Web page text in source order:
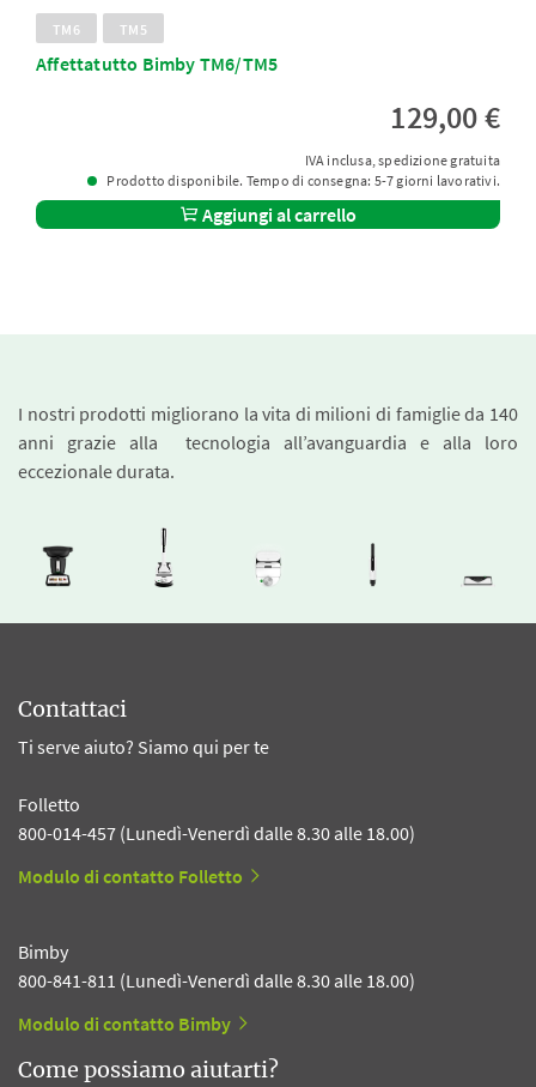
TM6 TM5
Affettatutto Bimby TM6/TM5
129,00 €
IVA inclusa, spedizione gratuita
Prodotto disponibile. Tempo di consegna: 5-7 giorni lavorativi.
Aggiungi al carrello
I nostri prodotti migliorano la vita di milioni di famiglie da 140
anni grazie alla tecnologia all’avanguardia e alla loro
eccezionale durata.
Contattaci
Ti serve aiuto? Siamo qui per te
Folletto
800-014-457 (Lunedì-Venerdì dalle 8.30 alle 18.00)
Modulo di contatto Folletto
Bimby
800-841-811 (Lunedì-Venerdì dalle 8.30 alle 18.00)
Modulo di contatto Bimby
Come possiamo aiutarti?